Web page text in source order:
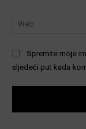
Spremite moje
sljedeći put kada